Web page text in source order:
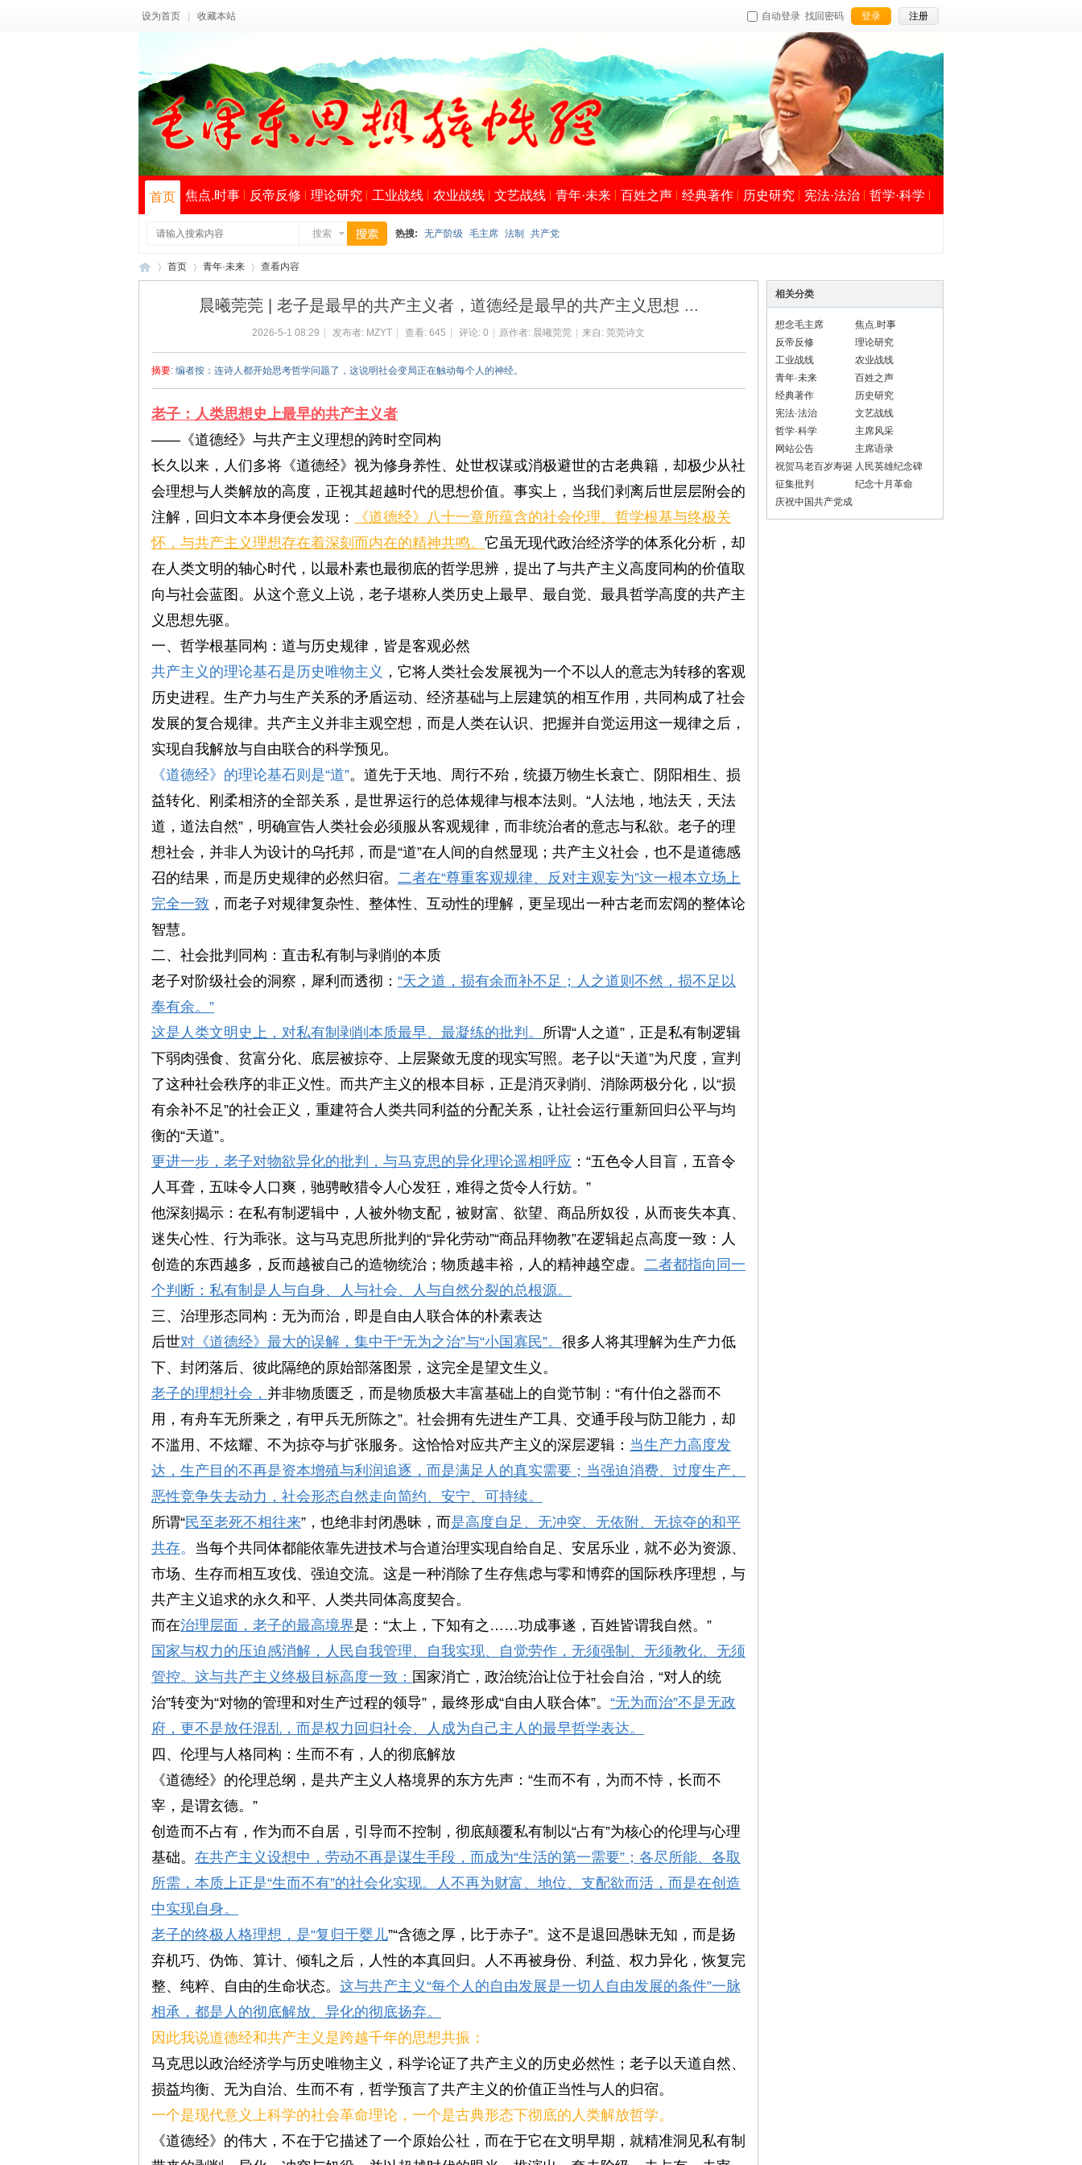
设为首页 收藏本站 自动登录 找回密码 登录 注册
首页 焦点.时事 反帝反修 理论研究 工业战线 农业战线 文艺战线 青年·未来 百姓之声 经典著作 历史研究 宪法·法治 哲学·科学
搜索 热搜: 无产阶级 毛主席 法制 共产党
首页 青年·未来 查看内容
晨曦莞莞 | 老子是最早的共产主义者，道德经是最早的共产主义思想 ...
2026-5-1 08:29 发布者: MZYT 查看: 645 评论: 0 原作者: 晨曦莞莞 来自: 莞莞诗文
摘要: 编者按：连诗人都开始思考哲学问题了，这说明社会变局正在触动每个人的神经。
老子：人类思想史上最早的共产主义者
——《道德经》与共产主义理想的跨时空同构
长久以来，人们多将《道德经》视为修身养性、处世权谋或消极避世的古老典籍，却极少从社
会理想与人类解放的高度，正视其超越时代的思想价值。事实上，当我们剥离后世层层附会的
注解，回归文本本身便会发现：
《道德经》八十一章所蕴含的社会伦理、哲学根基与终极关
怀，与共产主义理想存在着深刻而内在的精神共鸣。 它虽无现代政治经济学的体系化分析，却
在人类文明的轴心时代，以最朴素也最彻底的哲学思辨，提出了与共产主义高度同构的价值取
向与社会蓝图。从这个意义上说，老子堪称人类历史上最早、最自觉、最具哲学高度的共产主
义思想先驱。
一、哲学根基同构：道与历史规律，皆是客观必然
共产主义的理论基石是历史唯物主义 ，它将人类社会发展视为一个不以人的意志为转移的客观
历史进程。生产力与生产关系的矛盾运动、经济基础与上层建筑的相互作用，共同构成了社会
发展的复合规律。共产主义并非主观空想，而是人类在认识、把握并自觉运用这一规律之后，
实现自我解放与自由联合的科学预见。
《道德经》的理论基石则是“道”。道先于天地、周行不殆，统摄万物生长衰亡、阴阳相生、损
益转化、刚柔相济的全部关系，是世界运行的总体规律与根本法则。“人法地，地法天，天法
道，道法自然”，明确宣告人类社会必须服从客观规律，而非统治者的意志与私欲。老子的理
想社会，并非人为设计的乌托邦，而是“道”在人间的自然显现；共产主义社会，也不是道德感
召的结果，而是历史规律的必然归宿。 二者在“尊重客观规律、反对主观妄为”这一根本立场上
完全一致 ，而老子对规律复杂性、整体性、互动性的理解，更呈现出一种古老而宏阔的整体论
智慧。
二、社会批判同构：直击私有制与剥削的本质
老子对阶级社会的洞察，犀利而透彻： “天之道，损有余而补不足；人之道则不然，损不足以
奉有余。”
这是人类文明史上，对私有制剥削本质最早、最凝练的批判。 所谓“人之道”，正是私有制逻辑
下弱肉强食、贫富分化、底层被掠夺、上层聚敛无度的现实写照。老子以“天道”为尺度，宣判
了这种社会秩序的非正义性。而共产主义的根本目标，正是消灭剥削、消除两极分化，以“损
有余补不足”的社会正义，重建符合人类共同利益的分配关系，让社会运行重新回归公平与均
衡的“天道”。
更进一步，老子对物欲异化的批判，与马克思的异化理论遥相呼应 ：“五色令人目盲，五音令
人耳聋，五味令人口爽，驰骋畋猎令人心发狂，难得之货令人行妨。”
他深刻揭示：在私有制逻辑中，人被外物支配，被财富、欲望、商品所奴役，从而丧失本真、
迷失心性、行为乖张。这与马克思所批判的“异化劳动”“商品拜物教”在逻辑起点高度一致：人
创造的东西越多，反而越被自己的造物统治；物质越丰裕，人的精神越空虚。 二者都指向同一
个判断：私有制是人与自身、人与社会、人与自然分裂的总根源。
三、治理形态同构：无为而治，即是自由人联合体的朴素表达
后世对《道德经》最大的误解，集中于“无为之治”与“小国寡民”。 很多人将其理解为生产力低
下、封闭落后、彼此隔绝的原始部落图景，这完全是望文生义。
老子的理想社会， 并非物质匮乏，而是物质极大丰富基础上的自觉节制：“有什伯之器而不
用，有舟车无所乘之，有甲兵无所陈之”。社会拥有先进生产工具、交通手段与防卫能力，却
不滥用、不炫耀、不为掠夺与扩张服务。这恰恰对应共产主义的深层逻辑： 当生产力高度发
达，生产目的不再是资本增殖与利润追逐，而是满足人的真实需要；当强迫消费、过度生产、
恶性竞争失去动力，社会形态自然走向简约、安宁、可持续。
所谓“民至老死不相往来”，也绝非封闭愚昧，而是高度自足、无冲突、无依附、无掠夺的和平
共存。 当每个共同体都能依靠先进技术与合道治理实现自给自足、安居乐业，就不必为资源、
市场、生存而相互攻伐、强迫交流。这是一种消除了生存焦虑与零和博弈的国际秩序理想，与
共产主义追求的永久和平、人类共同体高度契合。
而在治理层面，老子的最高境界是：“太上，下知有之……功成事遂，百姓皆谓我自然。”
国家与权力的压迫感消解，人民自我管理、自我实现、自觉劳作，无须强制、无须教化、无须
管控。这与共产主义终极目标高度一致： 国家消亡，政治统治让位于社会自治，“对人的统
治”转变为“对物的管理和对生产过程的领导”，最终形成“自由人联合体”。 “无为而治”不是无政
府，更不是放任混乱，而是权力回归社会、人成为自己主人的最早哲学表达。
四、伦理与人格同构：生而不有，人的彻底解放
《道德经》的伦理总纲，是共产主义人格境界的东方先声：“生而不有，为而不恃，长而不
宰，是谓玄德。”
创造而不占有，作为而不自居，引导而不控制，彻底颠覆私有制以“占有”为核心的伦理与心理
基础。 在共产主义设想中，劳动不再是谋生手段，而成为“生活的第一需要”；各尽所能、各取
所需，本质上正是“生而不有”的社会化实现。人不再为财富、地位、支配欲而活，而是在创造
中实现自身。
老子的终极人格理想，是“复归于婴儿”“含德之厚，比于赤子”。这不是退回愚昧无知，而是扬
弃机巧、伪饰、算计、倾轧之后，人性的本真回归。人不再被身份、利益、权力异化，恢复完
整、纯粹、自由的生命状态。 这与共产主义“每个人的自由发展是一切人自由发展的条件”一脉
相承，都是人的彻底解放、异化的彻底扬弃。
因此我说道德经和共产主义是跨越千年的思想共振：
马克思以政治经济学与历史唯物主义，科学论证了共产主义的历史必然性；老子以天道自然、
损益均衡、无为自治、生而不有，哲学预言了共产主义的价值正当性与人的归宿。
一个是现代意义上科学的社会革命理论，一个是古典形态下彻底的人类解放哲学。
《道德经》的伟大，不在于它描述了一个原始公社，而在于它在文明早期，就精准洞见私有制
相关分类
想念毛主席
焦点.时事
反帝反修
理论研究
工业战线
农业战线
青年·未来
百姓之声
经典著作
历史研究
宪法·法治
文艺战线
哲学·科学
主席风采
网站公告
主席语录
祝贺马老百岁寿诞 人民英雄纪念碑
征集批判
纪念十月革命
庆祝中国共产党成
立100周年